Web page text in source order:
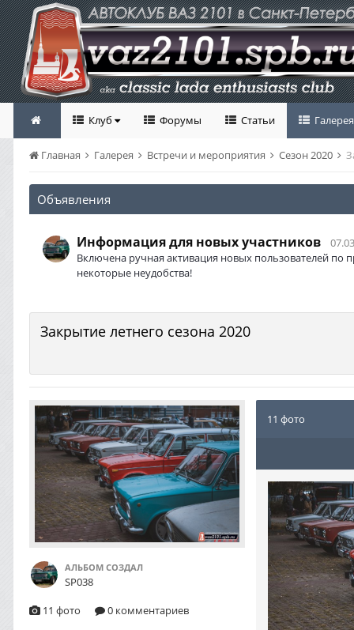
Клуб Форумы Статьи Галерея
Главная Галерея Встречи и мероприятия Сезон 2020
Объявления
Информация для новых участников
Включена ручная активация новых пользователей
некоторые неудобства!
Закрытие летнего сезона 2020
АЛЬБОМ СОЗДАЛ
SP038
11 фото 0 комментариев
11 фото